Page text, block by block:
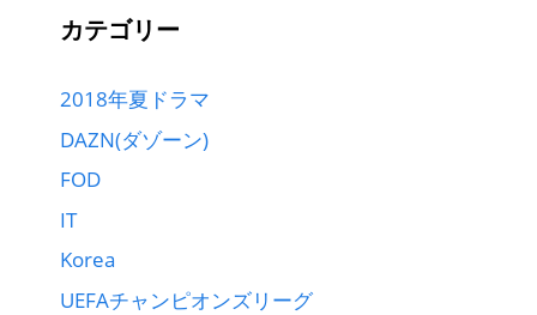
カテゴリー
2018年夏ドラマ
DAZN(ダゾーン)
FOD
IT
Korea
UEFAチャンピオンズリーグ